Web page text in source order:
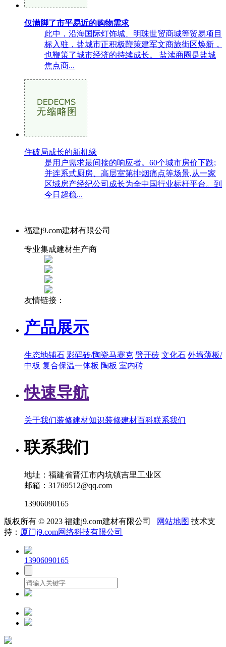
仅满脚了市平易近的购物需求
此中，沿海国际灯饰城、明珠世贸商城等贸易项目
标入驻，盐城市正积极鞭策建军文商旅街区焕新，
也鞭策了城市经济的持续成长。 盐渎商圈是盐城
焦点商...
住破局成长的新机缘
是用户需求最间接的响应者。60个城市房价下跌;
并连系式厨房、高层室第排烟痛点等场景,从一家
区域房产经纪公司成长为全中国行业标杆平台。到
今日超稳...
福建j9.com建材有限公司
专业集成建材生产商
友情链接：
产品展示
生态地铺石 彩码砖/陶瓷马赛克 劈开砖 文化石 外墙薄板/
中板 复合保温一体板 陶板 室内砖
快速导航
关于我们装修建材知识装修建材百科联系我们
联系我们
地址：福建省晋江市内坑镇吉里工业区
邮箱：31769512@qq.com
13906090165
版权所有 © 2023 福建j9.com建材有限公司 网站地图 技术支
持： 厦门j9.com网络科技有限公司
13906090165